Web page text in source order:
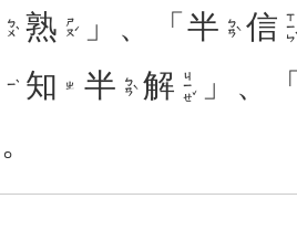
ㄅㄨˋ 熟 ㄕㄡˊ 」、「 半 ㄅㄢˋ 信 ㄒㄧㄣˋ
ㄧˋ 知 ㄓ 半 ㄅㄢˋ 解 ㄐㄧㄝˇ 」、「